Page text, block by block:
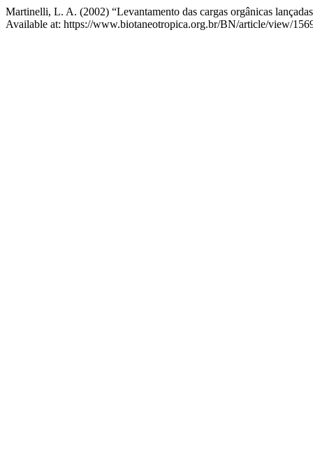
Martinelli, L. A. (2002) “Levantamento das cargas orgânicas
Available at: https://www.biotaneotropica.org.br/BN/article/view/